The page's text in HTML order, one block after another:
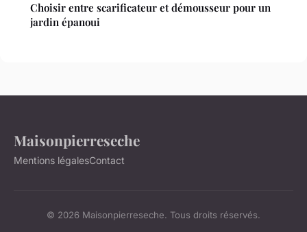
Choisir entre scarificateur et démousseur pour un
jardin épanoui
Maisonpierreseche
Mentions légalesContact
© 2026 Maisonpierreseche. Tous droits réservés.